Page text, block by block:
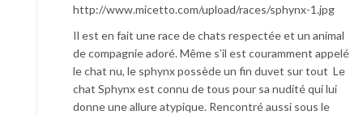
http://www.micetto.com/upload/races/sphynx-1.jpg
Il est en fait une race de chats respectée et un animal
de compagnie adoré. Même s’il est couramment appelé
le chat nu, le sphynx possède un fin duvet sur tout Le
chat Sphynx est connu de tous pour sa nudité qui lui
donne une allure atypique. Rencontré aussi sous le